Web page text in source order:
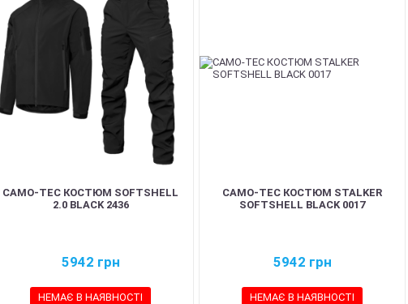
CAMO-TEC КОСТЮМ SOFTSHELL
2.0 BLACK 2436
5942 грн
НЕМАЄ В НАЯВНОСТІ
CAMO-TEC КОСТЮМ STALKER
SOFTSHELL BLACK 0017
5942 грн
НЕМАЄ В НАЯВНОСТІ